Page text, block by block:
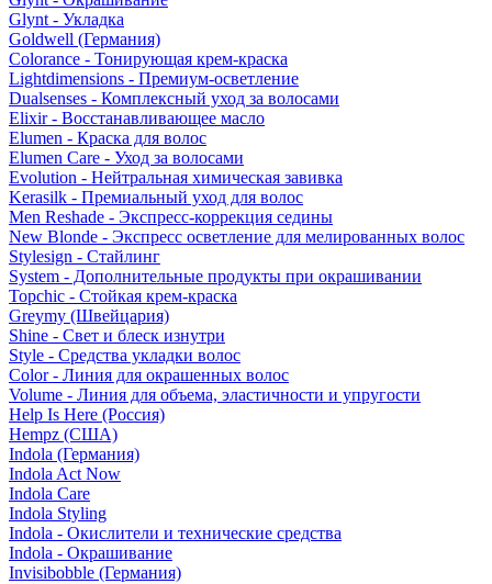
Glynt - Укладка
Goldwell (Германия)
Colorance - Тонирующая крем-краска
Lightdimensions - Премиум-осветление
Dualsenses - Комплексный уход за волосами
Elixir - Восстанавливающее масло
Elumen - Краска для волос
Elumen Care - Уход за волосами
Evolution - Нейтральная химическая завивка
Kerasilk - Премиальный уход для волос
Men Reshade - Экспресс-коррекция седины
New Blonde - Экспресс осветление для мелированных волос
Stylesign - Стайлинг
System - Дополнительные продукты при окрашивании
Topchic - Стойкая крем-краска
Greymy (Швейцария)
Shine - Свет и блеск изнутри
Style - Средства укладки волос
Color - Линия для окрашенных волос
Volume - Линия для объема, эластичности и упругости
Help Is Here (Россия)
Hempz (США)
Indola (Германия)
Indola Act Now
Indola Care
Indola Styling
Indola - Окислители и технические средства
Indola - Окрашивание
Invisibobble (Германия)